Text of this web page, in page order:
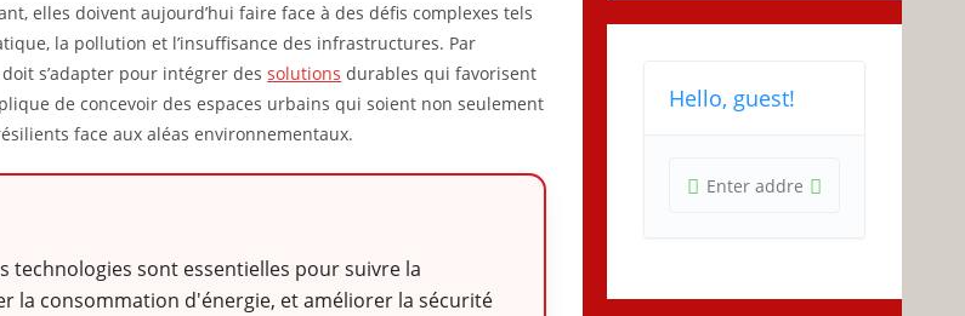
elles doivent aujourd’hui faire face à des défis complexes tels
la pollution et l’insuffisance des infrastructures. Par
s’adapter pour intégrer dessolutions durables qui favorisent
de concevoir des espaces urbains qui soient non seulement
face aux aléas environnementaux.
technologies sont essentielles pour suivre la
la consommation d'énergie, et améliorer la sécurité
Hello, guest!